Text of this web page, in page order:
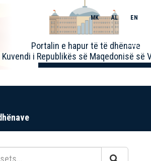
Portalin e hapur të të dhënave
Kuvendi i Republikës së Maqedonisë së
MK AL EN
Toggle